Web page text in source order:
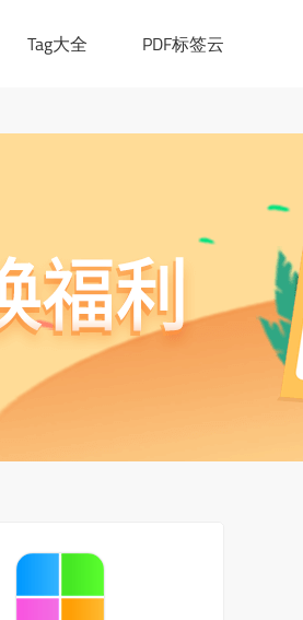
converter/"; }
Tag大全 PDF标签云